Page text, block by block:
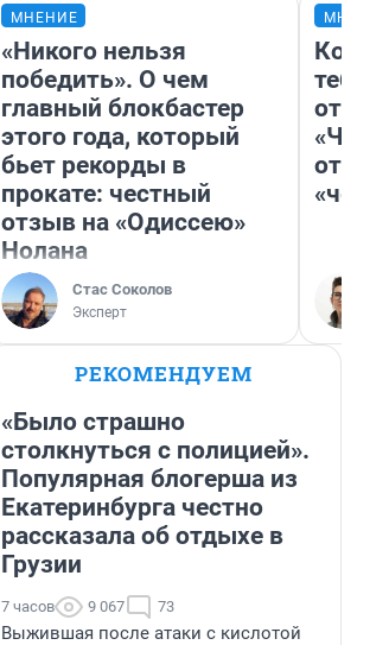
МНЕНИЕ
«Никого нельзя
победить». О чем
главный блокбастер
этого года, который
бьет рекорды в
прокате: честный
отзыв на «Одиссею»
Нолана
Стас Соколов
Эксперт
тебя
РЕКОМЕНДУЕМ
«Было страшно
столкнуться с полицией».
Популярная блогерша из
Екатеринбурга честно
рассказала об отдыхе в
Грузии
7 часов 9 067 73
Выжившая после атаки с кислотой